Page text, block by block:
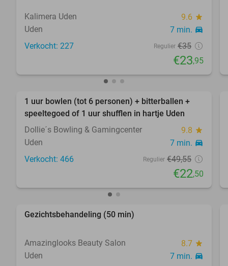
Kalimera Uden 9.6 star
Uden 7 min. directions_car
Verkocht: 227 Regulier €35
€23,95
55%
favorite_border
1 uur bowlen (tot 6 personen) + bitterballen +
speeltegoed of 1 uur shufflen in hartje Uden
Dollie´s Bowling & Gamingcenter
9.8 star
Uden 7 min. directions_car
Verkocht: 466 Regulier €49,55
€22,50
favorite_border
Gezichtsbehandeling (50 min)
Amazinglooks Beauty Salon 8.7 star
Uden 7 min. directions_car